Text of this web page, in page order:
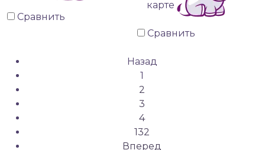
Сравнить
карте
Сравнить
Назад
1
2
3
4
132
Вперед